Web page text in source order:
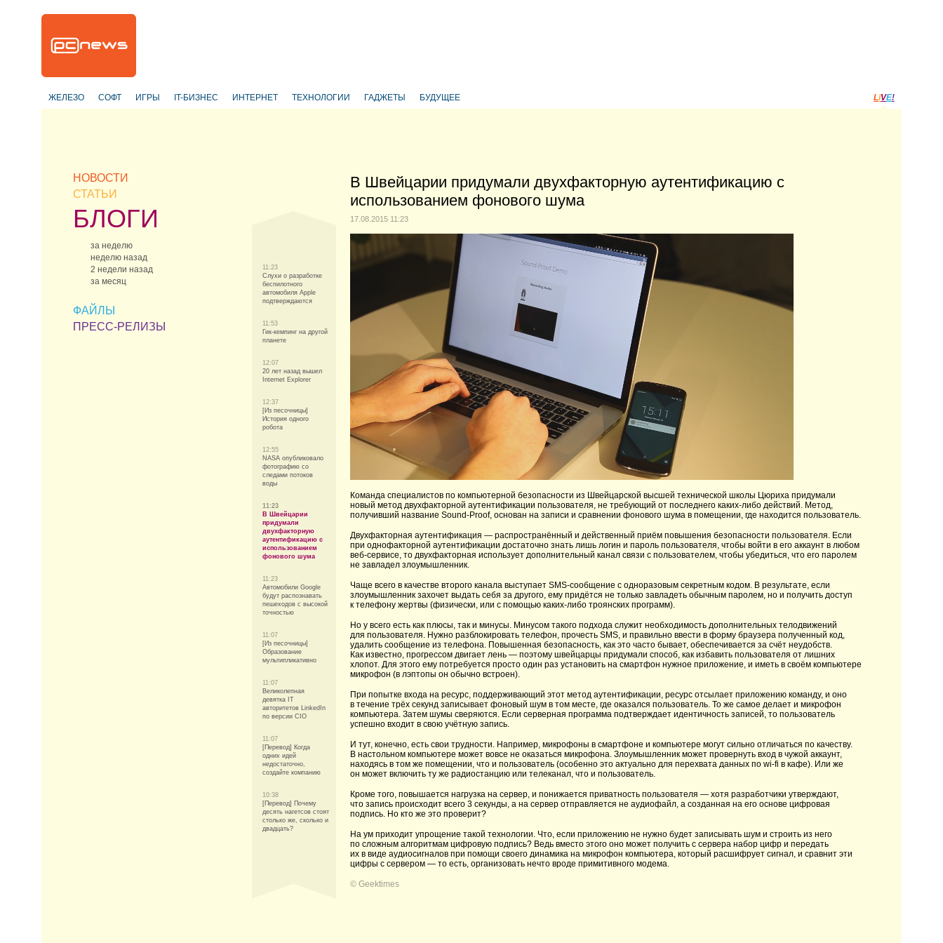
ЖЕЛЕЗО СОФТ ИГРЫ IT-БИЗНЕС ИНТЕРНЕТ ТЕХНОЛОГИИ ГАДЖЕТЫ БУДУЩЕЕ LIVE!
НОВОСТИ
СТАТЬИ
БЛОГИ
за неделю
неделю назад
2 недели назад
за месяц
ФАЙЛЫ
ПРЕСС-РЕЛИЗЫ
11:23
Слухи о разработке
беспилотного
автомобиля Apple
подтверждаются
11:53
Гик-кемпинг на другой
планете
12:07
20 лет назад вышел
Internet Explorer
12:37
[Из песочницы]
История одного
робота
12:55
NASA опубликовало
фотографию со
следами потоков
воды
11:23
В Швейцарии
придумали
двухфакторную
аутентификацию с
использованием
фонового шума
11:23
Автомобили Google
будут распознавать
пешеходов с высокой
точностью
11:07
[Из песочницы]
Образование
мультипликативно
11:07
Великолепная
девятка IT
авторитетов LinkedIn
по версии CIO
11:07
[Перевод] Когда
одних идей
недостаточно,
создайте компанию
10:38
[Перевод] Почему
десять нагетсов стоят
столько же, сколько и
двадцать?
В Швейцарии придумали двухфакторную аутентификацию с
использованием фонового шума
17.08.2015 11:23
Команда специалистов по компьютерной безопасности из Швейцарской высшей технической школы Цюриха придумали
новый метод двухфакторной аутентификации пользователя, не требующий от последнего каких-либо действий. Метод,
получивший название Sound-Proof, основан на записи и сравнении фонового шума в помещении, где находится пользователь.
Двухфакторная аутентификация — распространённый и действенный приём повышения безопасности пользователя. Если
при однофакторной аутентификации достаточно знать лишь логин и пароль пользователя, чтобы войти в его аккаунт в любом
веб-сервисе, то двухфакторная использует дополнительный канал связи с пользователем, чтобы убедиться, что его паролем
не завладел злоумышленник.
Чаще всего в качестве второго канала выступает SMS-сообщение с одноразовым секретным кодом. В результате, если
злоумышленник захочет выдать себя за другого, ему придётся не только завладеть обычным паролем, но и получить доступ
к телефону жертвы (физически, или с помощью каких-либо троянских программ).
Но у всего есть как плюсы, так и минусы. Минусом такого подхода служит необходимость дополнительных телодвижений
для пользователя. Нужно разблокировать телефон, прочесть SMS, и правильно ввести в форму браузера полученный код,
удалить сообщение из телефона. Повышенная безопасность, как это часто бывает, обеспечивается за счёт неудобств.
Как известно, прогрессом двигает лень — поэтому швейцарцы придумали способ, как избавить пользователя от лишних
хлопот. Для этого ему потребуется просто один раз установить на смартфон нужное приложение, и иметь в своём компьютере
микрофон (в лэптопы он обычно встроен).
При попытке входа на ресурс, поддерживающий этот метод аутентификации, ресурс отсылает приложению команду, и оно
в течение трёх секунд записывает фоновый шум в том месте, где оказался пользователь. То же самое делает и микрофон
компьютера. Затем шумы сверяются. Если серверная программа подтверждает идентичность записей, то пользователь
успешно входит в свою учётную запись.
И тут, конечно, есть свои трудности. Например, микрофоны в смартфоне и компьютере могут сильно отличаться по качеству.
В настольном компьютере может вовсе не оказаться микрофона. Злоумышленник может провернуть вход в чужой аккаунт,
находясь в том же помещении, что и пользователь (особенно это актуально для перехвата данных по wi-fi в кафе). Или же
он может включить ту же радиостанцию или телеканал, что и пользователь.
Кроме того, повышается нагрузка на сервер, и понижается приватность пользователя — хотя разработчики утверждают,
что запись происходит всего 3 секунды, а на сервер отправляется не аудиофайл, а созданная на его основе цифровая
подпись. Но кто же это проверит?
На ум приходит упрощение такой технологии. Что, если приложению не нужно будет записывать шум и строить из него
по сложным алгоритмам цифровую подпись? Ведь вместо этого оно может получить с сервера набор цифр и передать
их в виде аудиосигналов при помощи своего динамика на микрофон компьютера, который расшифрует сигнал, и сравнит эти
цифры с сервером — то есть, организовать нечто вроде примитивного модема.
© Geektimes